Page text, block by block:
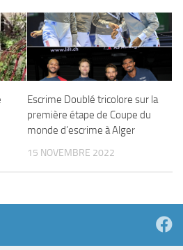
Escrime Doublé tricolore sur la
première étape de Coupe du
monde d’escrime à Alger
15 NOVEMBRE 2022